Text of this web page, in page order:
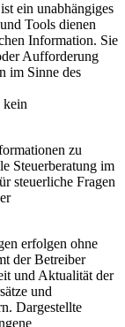
ein unabhängiges
Tools dienen
Information. Sie
Aufforderung
im Sinne des
kein
zu
Steuerberatung im
steuerliche Fragen
erfolgen ohne
der Betreiber
und Aktualität der
und
Dargestellte